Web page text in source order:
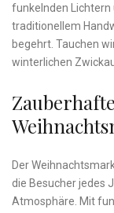
funkelnden Lichtern
traditionellem
begehrt. ‍Tauchen⁢
winterlichen
Der
die‌ Besucher jedes
Atmosphäre. Mit